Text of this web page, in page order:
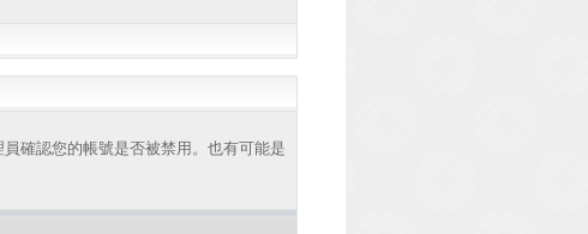
確認您的帳號是否被禁用。也有可能是